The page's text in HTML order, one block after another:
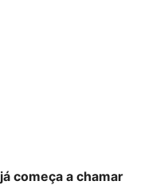
já começa a chamar